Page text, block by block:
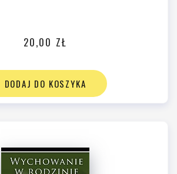
20,00 ZŁ
DODAJ DO KOSZYKA